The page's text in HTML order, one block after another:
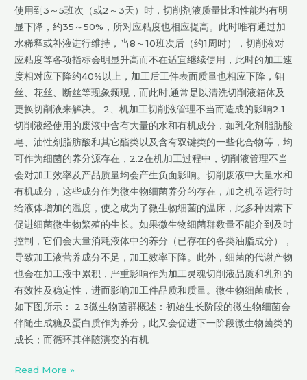
使用到3～5班次（或2～3天）时，切削剂液质量比和性能均有明
显下降，约35～50%，所对应粘度也相应提高。此时唯有通过加
水稀释或补液进行维持，当8～10班次后（约1周时），切削液对
应粘度等各项指标会明显升高而不在适宜继续使用，此时的加工速
度相对应下降约40%以上，加工后工件表面质量也相应下降，钼
丝、花丝、断丝等现象频现，而此时,通常是以清洗切削液箱体及
更换切削液来解决。 2、机加工切削液管理不当而造成的影响2.1
切削液经使用的废液中含有大量的水和有机成分，如乳化剂脂肪酸
皂、油性剂脂肪酸和其它酯类以及含有双键类的一些化合物等，均
可作为细菌的养分源存在，2.2在机加工过程中，切削液管理不当
会对加工效率及产品质量均会产生负面影响。切削废液中大量水和
有机成分，这些成分作为微生物细菌养分的存在，加之机器运行时
给液体增加的温度，使之成为了微生物细菌的温床，此多种因素下
促进细菌微生物繁殖的生长。如果微生物细菌群数量不能介到及时
控制，它们会大量消耗液体中的养分（已存在的各类油脂成分），
导致加工液营养成分不足，加工效率下降。此外，细菌的代谢产物
也会在加工液中累积，严重影响作为加工灵魂切削液品质和乳剂的
有效性及稳定性，进而影响加工件品质和质量。微生物细菌成长，
如下图所示： 2.3微生物菌群概述：初始生长阶段的微生物细菌会
伴随生成糖及蛋白质作为养分，此又会促进下一阶段微生物菌类的
成长；而循环其伴随演变的有机
Read More »